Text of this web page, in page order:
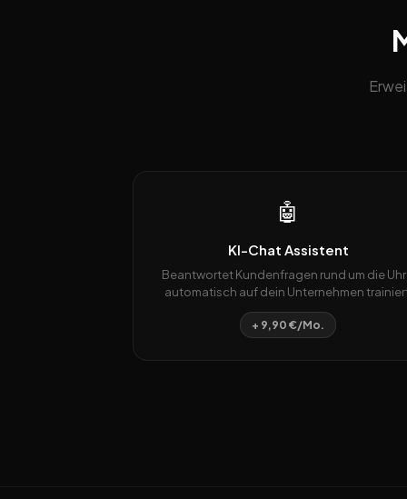
🤖
KI-Chat Assistent
Beantwortet Kundenfragen rund um die Uhr
automatisch auf dein Unternehmen
+ 9,90 €/Mo.